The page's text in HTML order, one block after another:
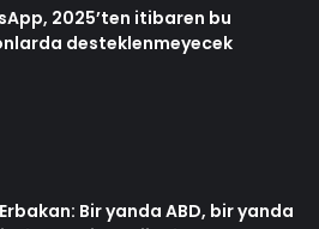
2025’ten itibaren bu
desteklenmeyecek
Bir yanda ABD, bir yanda